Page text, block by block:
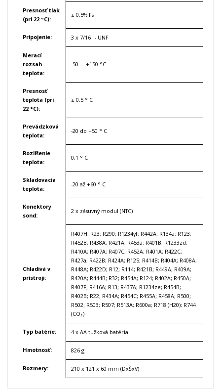
Presnosť tlak
(pri 22 °C):
± 0,5% Fs
Pripojenie: 3 x 7/16 "- UNF
Merací
rozsah
teplota:
-50 ... +150 °C
Presnosť
teplota (pri
22 °C):
± 0,5 ° C
Prevádzková
teplota:
-20 do +50 ° C
Rozlíšenie
teplota:
0,1 ° C
Skladovacia
teplota:
-20 až +60 ° C
Konektory
sond:
2 x zásuvný modul (NTC)
Chladivá v
prístroji:
R407H; R23; R290; R1234yf; R442A; R134a; R123;
R452B; R438A; R421A; R453a; R401B; R1233zd;
R410A; R407A; R407C; R452A; R401A; R422C;
R427a; R422B; R424A; R125; R414B; R404A; R408A;
R448A; R422D; R12; R114; R421B; R449A; R409A;
R420A; R444B; R32; R454A; R124; R402A; R450A;
R407F; R416A; R13; R437A; R1234ze; R454B;
R402B; R22; R434A; R454C; R455A; R458A; R500;
R502; R503; R507; R513A; R600a; R718 (H20); R744
(CO₂)
Typ batérie: 4 x AA tužková batéria
Hmotnosť: 826 g
Rozmery: 210 x 121 x 60 mm (DxŠxV)